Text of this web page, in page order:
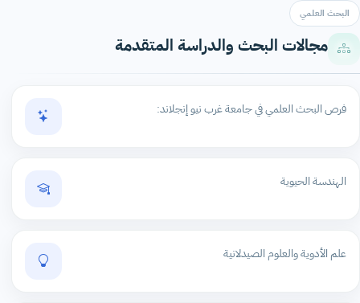
البحث العلمي
مجالات البحث والدراسة المتقدمة
فرص البحث العلمي في جامعة غرب نيو إنجلاند:
الهندسة الحيوية
علم الأدوية والعلوم الصيدلانية